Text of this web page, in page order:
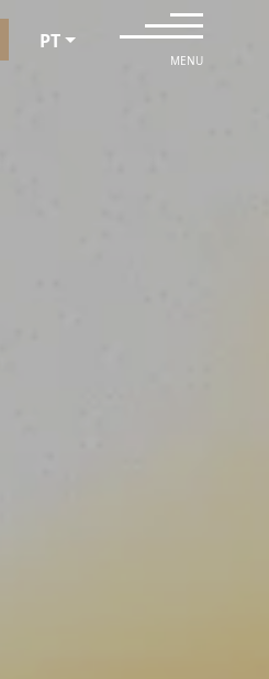
PT
MENU